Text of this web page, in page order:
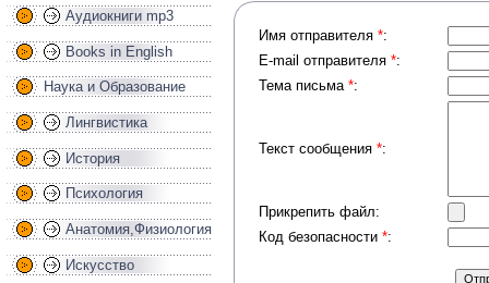
Аудиокниги mp3
Books in English
Наука и Образование
Лингвистика
История
Психология
Анатомия,Физиология
Искусство
Имя отправителя *:
E-mail отправителя *:
Тема письма *:
Текст сообщения *:
Прикрепить файл:
Код безопасности *: